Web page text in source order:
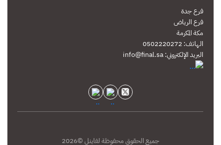
استقبال
توصيل
معدة
دائما متعاونين ومتجاوبين
Sama Swaiti
ممتاز
فرع جدة
فرع الرياض
مكة المكرمة
الهاتف: 0502220272
البريد الإلكتروني:info@final.sa
جميع الحقوق محفوظة لفاينل ©2026